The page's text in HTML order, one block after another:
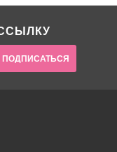
ПОДПИСАТЬСЯ